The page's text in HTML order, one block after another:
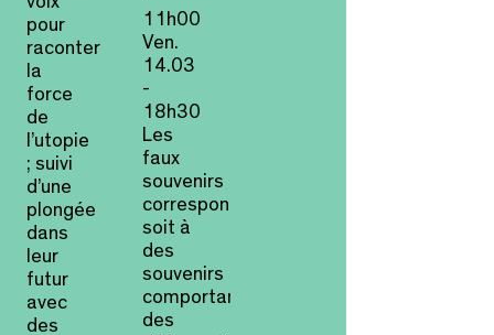
pour
raconter
la
force
de
l’utopie
; suivi
d’une
plongée
dans
leur
futur
avec
des
11h00
Ven.
14.03
-
18h30
Les
faux
souvenirs
correspondent
soit à
des
souvenirs
comportant
des